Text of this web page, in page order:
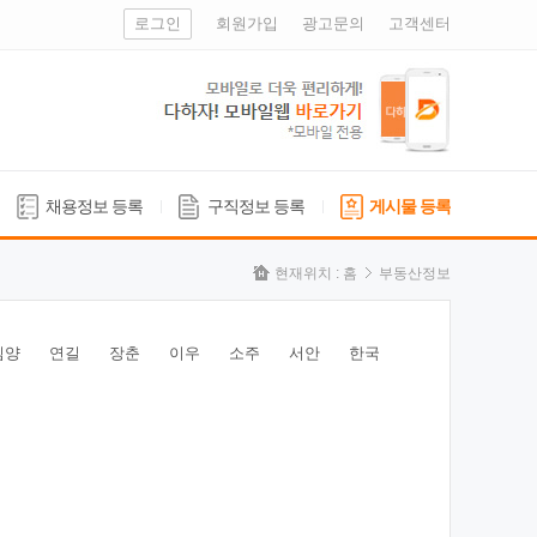
로그인 회원가입 광고문의 고객센터
채용정보 등록 구직정보 등록 게시물 등록
현재위치 : 홈 부동산정보
양 연길 장춘 이우 소주 서안 한국